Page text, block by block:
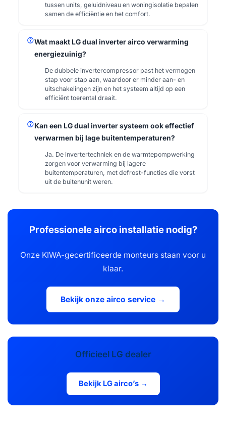
tussen units, geluidniveau en woningisolatie bepalen
samen de efficiëntie en het comfort.
helpWat maakt LG dual inverter airco verwarming
energiezuinig?
De dubbele invertercompressor past het vermogen
stap voor stap aan, waardoor er minder aan- en
uitschakelingen zijn en het systeem altijd op een
efficiënt toerental draait.
helpKan een LG dual inverter systeem ook effectief
verwarmen bij lage buitentemperaturen?
Ja. De invertertechniek en de warmtepompwerking
zorgen voor verwarming bij lagere
buitentemperaturen, met defrost-functies die vorst
uit de buitenunit weren.
Professionele airco installatie nodig?
Onze KIWA-gecertificeerde monteurs staan voor u
klaar.
Bekijk onze airco service →
Officieel LG dealer
Bekijk LG airco’s →